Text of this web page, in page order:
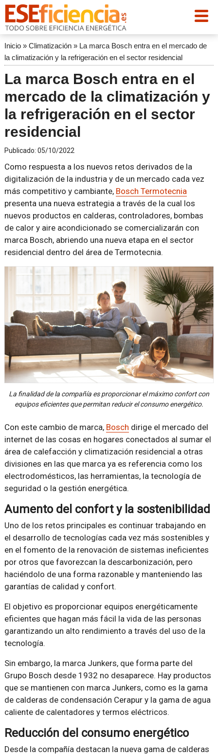
Inicio» Climatización» La marca Bosch entra en el mercado de
la climatización y la refrigeración en el sector residencial
La marca Bosch entra en el
mercado de la climatización y
la refrigeración en el sector
residencial
Publicado: 05/10/2022
Como respuesta a los nuevos retos derivados de la
digitalización de la industria y de un mercado cada vez
más competitivo y cambiante, Bosch Termotecnia
presenta una nueva estrategia a través de la cual los
nuevos productos en calderas, controladores, bombas
de calor y aire acondicionado se comercializarán con
marca Bosch, abriendo una nueva etapa en el sector
residencial dentro del área de Termotecnia.
La finalidad de la compañía es proporcionar el máximo confort con
equipos eficientes que permitan reducir el consumo energético.
Con este cambio de marca, Bosch dirige el mercado del
internet de las cosas en hogares conectados al sumar el
área de calefacción y climatización residencial a otras
divisiones en las que marca ya es referencia como los
electrodomésticos, las herramientas, la tecnología de
seguridad o la gestión energética.
Aumento del confort y la sostenibilidad
Uno de los retos principales es continuar trabajando en
el desarrollo de tecnologías cada vez más sostenibles y
en el fomento de la renovación de sistemas ineficientes
por otros que favorezcan la descarbonización, pero
haciéndolo de una forma razonable y manteniendo las
garantías de calidad y confort.
El objetivo es proporcionar equipos energéticamente
eficientes que hagan más fácil la vida de las personas
garantizando un alto rendimiento a través del uso de la
tecnología.
Sin embargo, la marca Junkers, que forma parte del
Grupo Bosch desde 1932 no desaparece. Hay productos
que se mantienen con marca Junkers, como es la gama
de calderas de condensación Cerapur y la gama de agua
caliente de calentadores y termos eléctricos.
Reducción del consumo energético
Desde la compañía destacan la nueva gama de calderas